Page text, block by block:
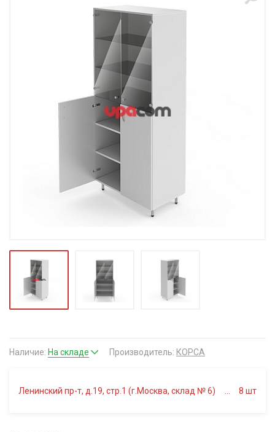
Наличие: На складе Производитель: КОРСА
Ленинский пр-т, д.19, стр.1 (г.Москва, склад № 6) 8 шт